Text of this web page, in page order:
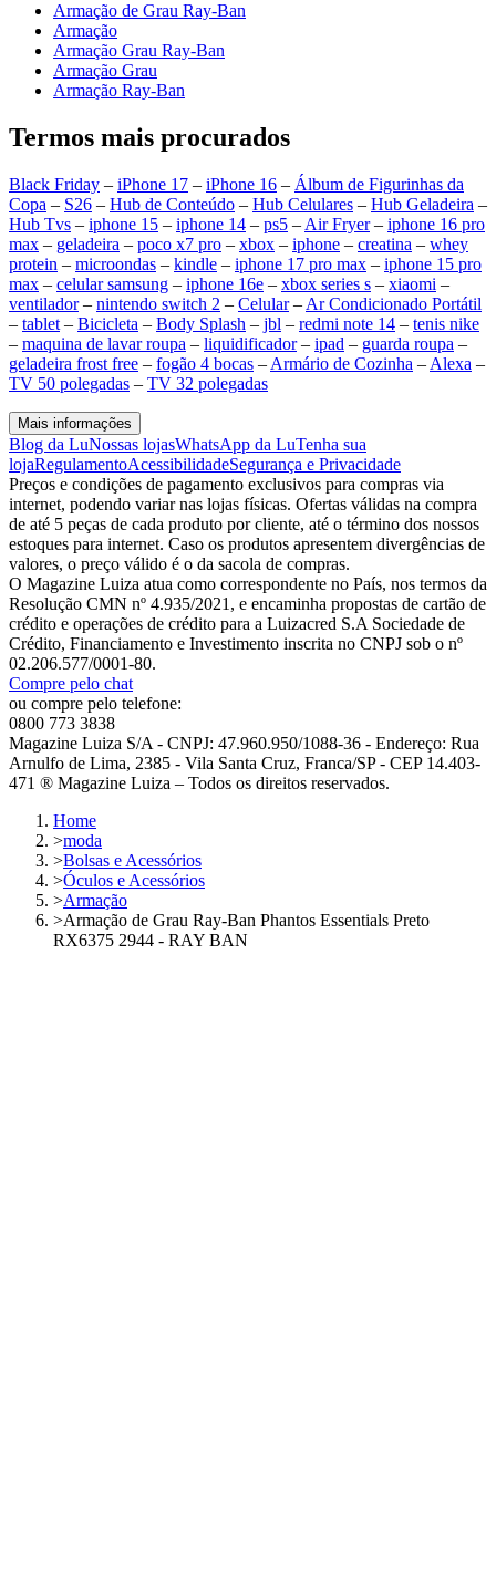
Armação de Grau Ray-Ban
Armação
Armação Grau Ray-Ban
Armação Grau
Armação Ray-Ban
Termos mais procurados
Black Friday – iPhone 17 – iPhone 16 – Álbum de Figurinhas da
Copa – S26 – Hub de Conteúdo – Hub Celulares – Hub Geladeira –
Hub Tvs – iphone 15 – iphone 14 – ps5 – Air Fryer– iphone 16 pro
max – geladeira – poco x7 pro – xbox – iphone – creatina – whey
protein – microondas – kindle – iphone 17 pro max – iphone 15 pro
max – celular samsung – iphone 16e – xbox series s – xiaomi –
ventilador– nintendo switch 2 – Celular– Ar Condicionado Portátil
– tablet – Bicicleta – Body Splash – jbl – redmi note 14 – tenis nike
– maquina de lavar roupa – liquidificador– ipad – guarda roupa –
geladeira frost free – fogão 4 bocas – Armário de Cozinha – Alexa –
TV 50 polegadas – TV 32 polegadas
Mais informações
Blog da LuNossas lojasWhatsApp da LuTenha sua
lojaRegulamentoAcessibilidadeSegurança e Privacidade
Preços e condições de pagamento exclusivos para compras via
internet, podendo variar nas lojas físicas. Ofertas válidas na compra
de até 5 peças de cada produto por cliente, até o término dos nossos
estoques para internet. Caso os produtos apresentem divergências de
valores, o preço válido é o da sacola de compras.
O Magazine Luiza atua como correspondente no País, nos termos da
Resolução CMN nº 4.935/2021, e encaminha propostas de cartão de
crédito e operações de crédito para a Luizacred S.A Sociedade de
Crédito, Financiamento e Investimento inscrita no CNPJ sob o nº
02.206.577/0001-80.
Compre pelo chat
ou compre pelo telefone:
0800 773 3838
Magazine Luiza S/A - CNPJ: 47.960.950/1088-36 - Endereço: Rua
Arnulfo de Lima, 2385 - Vila Santa Cruz, Franca/SP - CEP 14.403-
471 ® Magazine Luiza – Todos os direitos reservados.
Home
>moda
>Bolsas e Acessórios
>Óculos e Acessórios
>Armação
>Armação de Grau Ray-Ban Phantos Essentials Preto
RX6375 2944 - RAY BAN